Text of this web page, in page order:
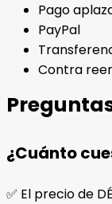
Pago
PayPal
Contra
¿Cuánto
✅ El precio de